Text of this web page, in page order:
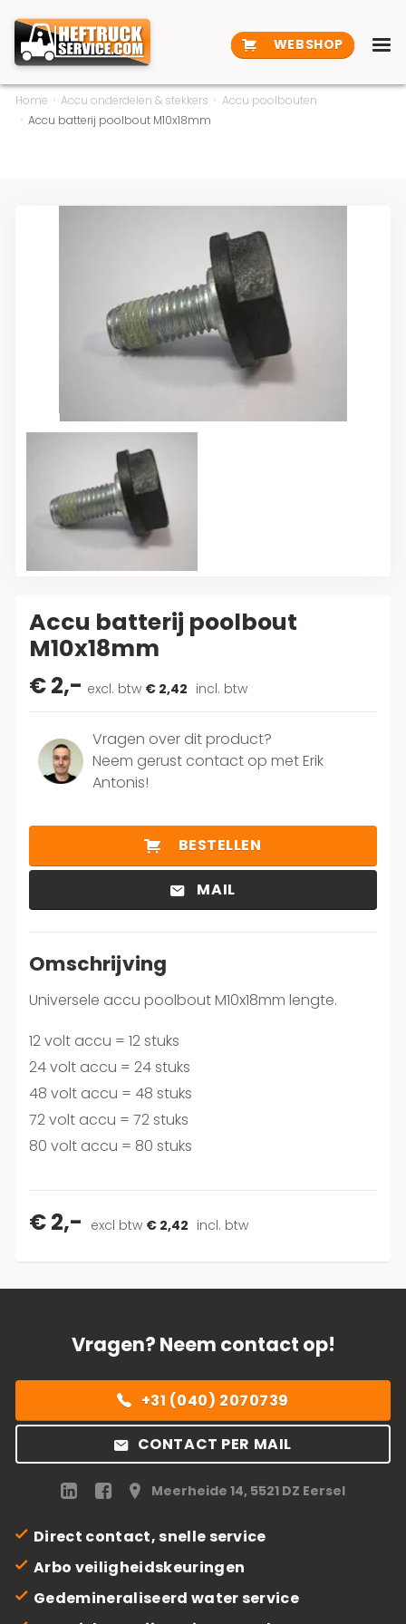
WEBSHOP
Home Accu onderdelen & stekkers
Accu poolbouten
Accu batterij poolbout M10x18mm
Accu batterij poolbout
M10x18mm
€ 2,- excl. btw € 2,42 incl. btw
Vragen over dit product?
Neem gerust contact op met Erik
Antonis!
BESTELLEN
MAIL
Omschrijving
Universele accu poolbout M10x18mm lengte.
12 volt accu = 12 stuks
24 volt accu = 24 stuks
48 volt accu = 48 stuks
72 volt accu = 72 stuks
80 volt accu = 80 stuks
€ 2,- excl btw € 2,42 incl. btw
Vragen? Neem contact op!
+31 (040) 2070739
CONTACT PER MAIL
Meerheide 14, 5521 DZ Eersel
Direct contact, snelle service
Arbo veiligheidskeuringen
Gedemineraliseerd water service